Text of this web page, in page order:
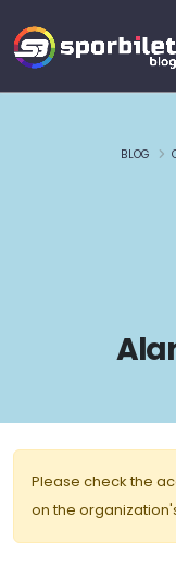
BLOG
Please check the
on the